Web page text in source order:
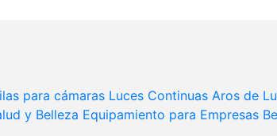
para cámaras Luces Continuas Aros de
y Belleza Equipamiento para Empresas